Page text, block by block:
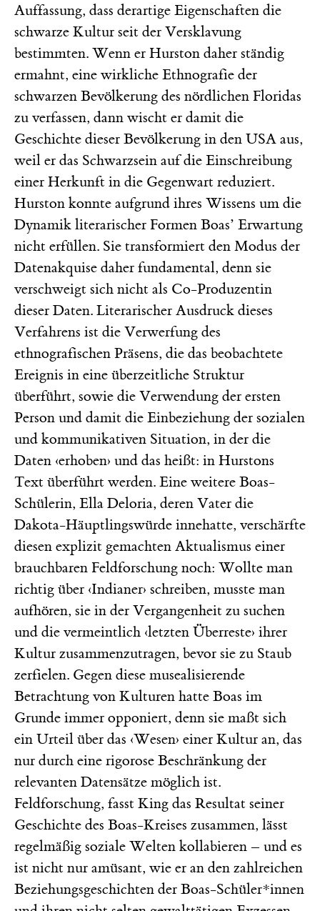
Auffassung, dass derartige Eigenschaften die
schwarze Kultur seit der Versklavung
bestimmten. Wenn er Hurston daher ständig
ermahnt, eine wirkliche Ethnografie der
schwarzen Bevölkerung des nördlichen Floridas
zu verfassen, dann wischt er damit die
Geschichte dieser Bevölkerung in den USA aus,
weil er das Schwarzsein auf die Einschreibung
einer Herkunft in die Gegenwart reduziert.
Hurston konnte aufgrund ihres Wissens um die
Dynamik literarischer Formen Boas’ Erwartung
nicht erfüllen. Sie transformiert den Modus der
Datenakquise daher fundamental, denn sie
verschweigt sich nicht als Co-Produzentin
dieser Daten. Literarischer Ausdruck dieses
Verfahrens ist die Verwerfung des
ethnografischen Präsens, die das beobachtete
Ereignis in eine überzeitliche Struktur
überführt, sowie die Verwendung der ersten
Person und damit die Einbeziehung der sozialen
und kommunikativen Situation, in der die
Daten ‹erhoben› und das heißt: in Hurstons
Text überführt werden. Eine weitere Boas-
Schülerin, Ella Deloria, deren Vater die
Dakota-Häuptlingswürde innehatte, verschärfte
diesen explizit gemachten Aktualismus einer
brauchbaren Feldforschung noch: Wollte man
richtig über ‹Indianer› schreiben, musste man
aufhören, sie in der Vergangenheit zu suchen
und die vermeintlich ‹letzten Überreste› ihrer
Kultur zusammenzutragen, bevor sie zu Staub
zerfielen. Gegen diese musealisierende
Betrachtung von Kulturen hatte Boas im
Grunde immer opponiert, denn sie maßt sich
ein Urteil über das ‹Wesen› einer Kultur an, das
nur durch eine rigorose Beschränkung der
relevanten Datensätze möglich ist.
Feldforschung, fasst King das Resultat seiner
Geschichte des Boas-Kreises zusammen, lässt
regelmäßig soziale Welten kollabieren – und es
ist nicht nur amüsant, wie er an den zahlreichen
Beziehungsgeschichten der Boas-Schüler*innen